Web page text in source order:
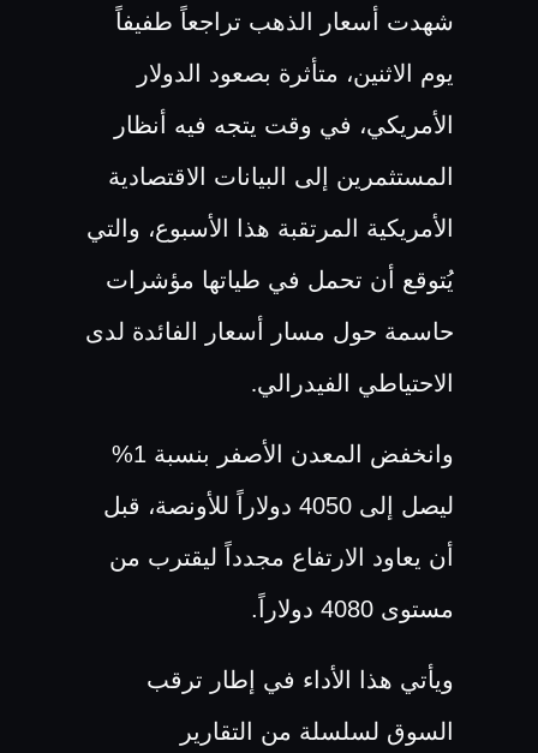
شهدت أسعار الذهب تراجعاً طفيفاً
يوم الاثنين، متأثرة بصعود الدولار
الأمريكي، في وقت يتجه فيه أنظار
المستثمرين إلى البيانات الاقتصادية
الأمريكية المرتقبة هذا الأسبوع، والتي
يُتوقع أن تحمل في طياتها مؤشرات
حاسمة حول مسار أسعار الفائدة لدى
الاحتياطي الفيدرالي.
وانخفض المعدن الأصفر بنسبة 1%
ليصل إلى 4050 دولاراً للأونصة، قبل
أن يعاود الارتفاع مجدداً ليقترب من
مستوى 4080 دولاراً.
ويأتي هذا الأداء في إطار ترقب
السوق لسلسلة من التقارير